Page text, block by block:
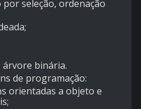
seleção, ordenação por
árvore binária.
de programação:
orientadas a objeto e